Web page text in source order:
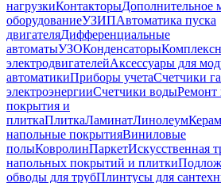
нагрузкиКонтакторыДополнительное
оборудованиеУЗИПАвтоматика пуска
двигателяДифференциальные
автоматыУЗОКонденсаторы
электродвигателейАксессуары для
автоматикиПриборы учетаСчетчики
электроэнергииСчетчики водыРемонт
покрытия и
плиткаПлиткаЛаминатЛинолеум
напольные покрытияВиниловые
полыКовролинПаркетИскусственная
напольных покрытий и плитки
обводы для трубПлинтусы для